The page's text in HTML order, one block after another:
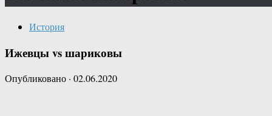
История
Ижевцы vs шариковы
Опубликовано · 02.06.2020